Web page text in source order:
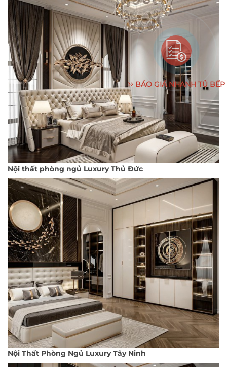
Nội thất phòng ngủ Luxury Thủ Đức
Nội Thất Phòng Ngủ Luxury Tây Ninh
BÁO GIÁ NHANH TỦ BẾP